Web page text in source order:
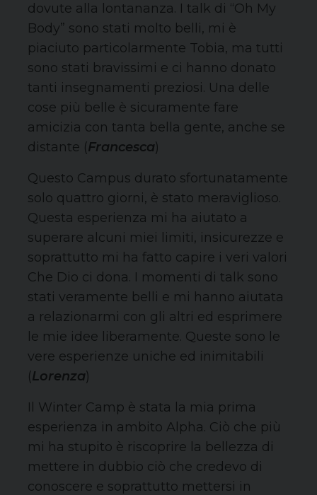
dovute alla lontananza. I talk di “Oh My
Body” sono stati molto belli, mi è
piaciuto particolarmente Tobia, ma tutti
sono stati bravissimi e ci hanno donato
tanti insegnamenti preziosi. Una delle
cose più belle è sicuramente fare
amicizia con tanta bella gente, anche se
distante (Francesca)
Questo Campus durato sfortunatamente
solo quattro giorni, è stato meraviglioso.
Questa esperienza mi ha aiutato a
superare alcuni miei limiti, insicurezze e
soprattutto mi ha fatto capire i veri valori
Che Dio ci dona. I momenti di talk sono
stati veramente belli e mi hanno aiutata
a relazionarmi con gli altri ed esprimere
le mie idee liberamente. Queste sono le
vere esperienze uniche ed inimitabili
(Lorenza)
Il Winter Camp è stata la mia prima
esperienza in ambito Alpha. Ciò che più
mi ha stupito è riscoprire la bellezza di
mettere in dubbio ciò che credevo di
conoscere e soprattutto mettersi in